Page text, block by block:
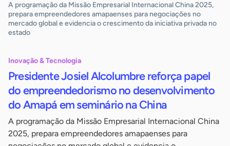
A programação da Missão Empresarial Internacional China 2025,
prepara empreendedores amapaenses para negociações no
mercado global e evidencia o crescimento da iniciativa privada no
estado
Inovação & Tecnologia
Presidente Josiel Alcolumbre reforça papel
do empreendedorismo no desenvolvimento
do Amapá em seminário na China
A programação da Missão Empresarial Internacional China
2025, prepara empreendedores amapaenses para